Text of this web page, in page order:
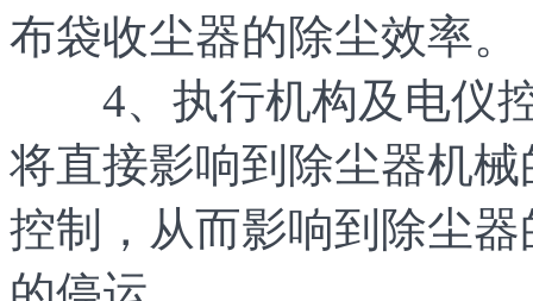
布袋收尘器的除尘效率。
4、执行机构及电仪控
将直接影响到除尘器机
控制，从而影响到除尘